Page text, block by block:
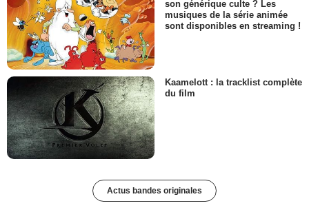
son générique culte ? Les
musiques de la série animée
sont disponibles en streaming !
Kaamelott : la tracklist complète
du film
Actus bandes originales